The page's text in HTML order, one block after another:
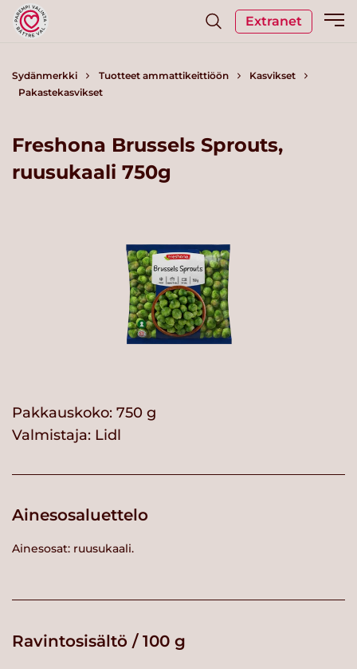
Extranet
Sydänmerkki Tuotteet ammattikeittiöön
Kasvikset
Pakastekasvikset
Freshona Brussels Sprouts,
ruusukaali 750g
Pakkauskoko: 750 g
Valmistaja: Lidl
Ainesosaluettelo
Ainesosat: ruusukaali.
Ravintosisältö / 100 g